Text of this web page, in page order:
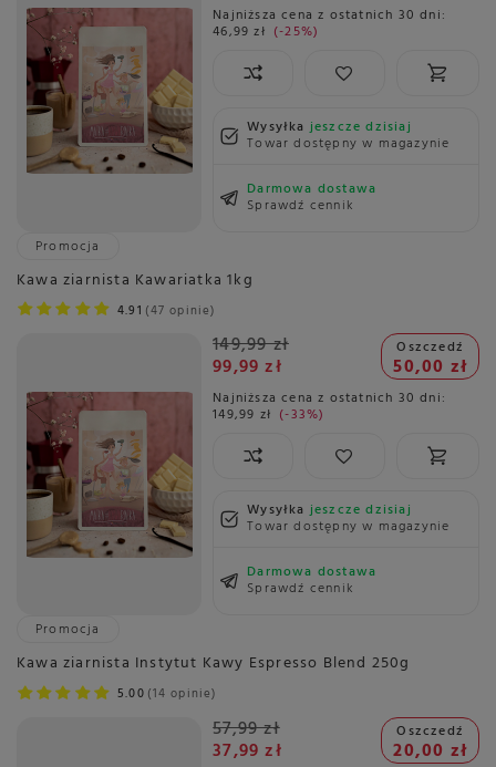
Najniższa cena z ostatnich 30 dni:
46,99 zł -25%
Wysyłkajeszcze dzisiaj
Towar dostępny w magazynie
Darmowa dostawa
Sprawdź cennik
Promocja
Kawa ziarnista Kawariatka 1kg
4.91 47 opinie
149,99 zł
99,99 zł
Oszczedź
50,00 zł
Najniższa cena z ostatnich 30 dni:
149,99 zł -33%
Wysyłkajeszcze dzisiaj
Towar dostępny w magazynie
Darmowa dostawa
Sprawdź cennik
Promocja
Kawa ziarnista Instytut Kawy Espresso Blend 250g
5.00 14 opinie
57,99 zł
37,99 zł
Oszczedź
20,00 zł